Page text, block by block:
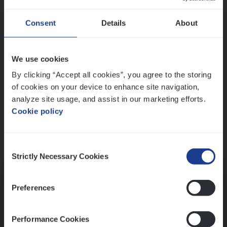
Consent Details About
We use cookies
By clicking “Accept all cookies”, you agree to the storing
of cookies on your device to enhance site navigation,
analyze site usage, and assist in our marketing efforts.
Cookie policy
Selection
Strictly Necessary Cookies
Preferences
Performance Cookies
Ons sollicitatieproces